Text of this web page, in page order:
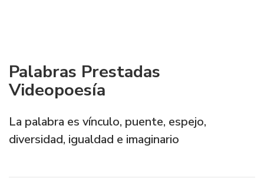
Palabras Prestadas
Videopoesía
La palabra es vínculo, puente, espejo,
diversidad, igualdad e imaginario